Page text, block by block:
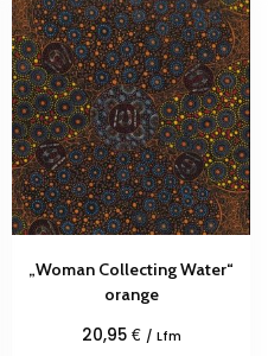
„Woman Collecting Water“
orange
20,95 € / Lfm